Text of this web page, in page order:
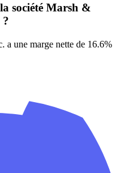
société Marsh &
?
une marge nette de 16.6%